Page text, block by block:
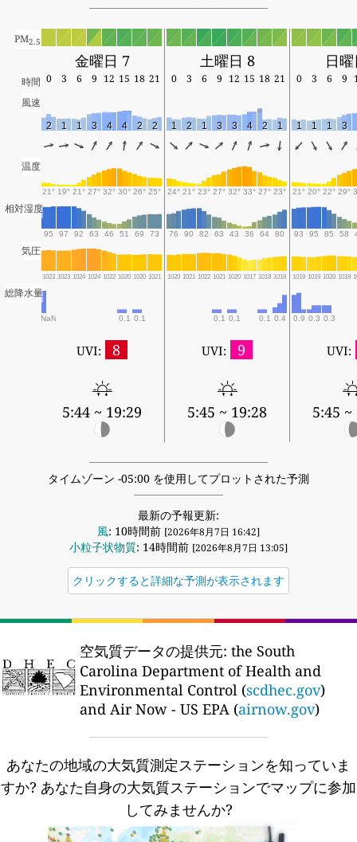
PM2.5
金曜日 7 土曜日 8 日
時間 0 3 6 9 12 15 18 21 0 3 6 9 12 15 18 21 0 3 6 9
風速
2 1 1 3 4 4 2 2 1 2 1 3 3 4 2 1 1 1 1 3
温度
21° 19° 21° 27° 32° 30° 26° 25° 24° 21° 23° 27° 32° 33° 27° 23° 21° 20° 22° 29°
相対湿度
95 97 92 63 46 51 69 73 76 90 82 63 43 36 64 80 93 95 85 58
気圧
1023 1023 1024 1024 1022 1020 1020 1021 1020 1021 1022 1021 1020 1017 1018 1019 1019 1019 1020 1019
総降水量
NaN 0.1 0.1 0.1 0.1 0.1 0.4 0.9 0.3 0.3
UVI: 8
5:44 ~ 19:29
UVI: 9
5:45 ~ 19:28
UVI:
5:45 ~
タイムゾーン -05:00 を使用してプロットされた予測
最新の予報更新:
風: 10時間前 [2026年8月7日 16:42]
小粒子状物質: 14時間前 [2026年8月7日 13:05]
クリックすると詳細な予測が表示されます
空気質データの提供元: the South
Carolina Department of Health and
Environmental Control (scdhec.gov)
and Air Now - US EPA (airnow.gov)
あなたの地域の大気質測定ステーションを知っていま
すか? あなた自身の大気質ステーションでマップに参加
してみませんか?